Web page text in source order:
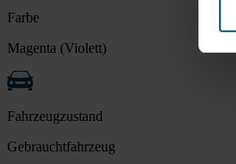
Farbe
Magenta (Violett)
Fahrzeugzustand
Gebrauchtfahrzeug